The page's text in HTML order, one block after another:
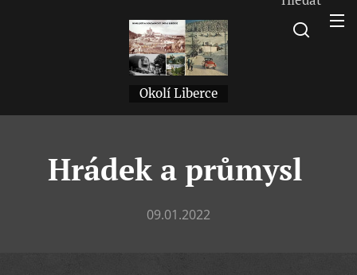
Okolí Liberce
Hrádek a průmysl
09.01.2022